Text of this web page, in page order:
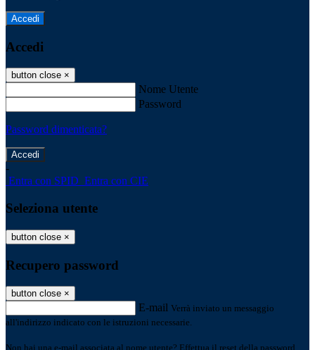
Accedi
Accedi
button close ×
Nome Utente
Password
Password dimenticata?
-
Entra con SPID Entra con CIE
Seleziona utente
button close ×
Recupero password
button close ×
E-mail Verrà inviato un messaggio
all'indirizzo indicato con le istruzioni necessarie.
Non hai una e-mail associata al nome utente? Effettua il reset della password